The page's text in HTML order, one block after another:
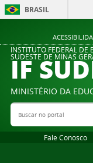
BRASIL
INSTITUTO FEDERAL DE
SUDESTE DE MINAS
IF
MINISTÉRIO DA
Buscar no portal
Fale Conosco